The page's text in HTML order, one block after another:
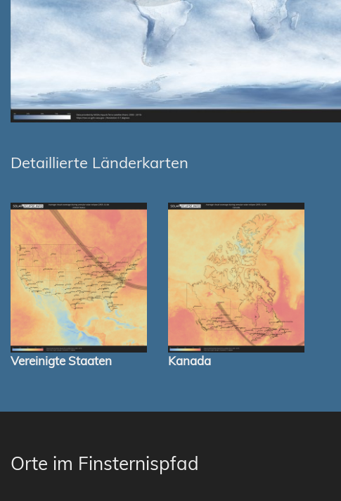
Detaillierte Länderkarten
Vereinigte Staaten Kanada
Orte im Finsternispfad